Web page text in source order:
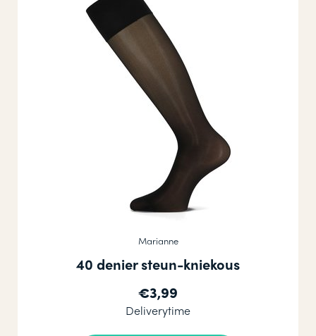
Marianne
40 denier steun-kniekous
€3,99
Deliverytime